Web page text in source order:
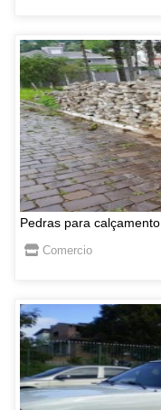
Pedras para calçamento
Comercio